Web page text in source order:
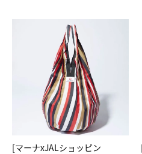
[マーナxJALショッピン